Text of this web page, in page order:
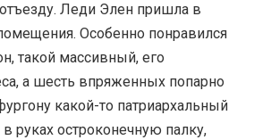
Леди Элен пришла в
Особенно понравился
такой массивный, его
а шесть впряженных попарно
какой-то патриархальный
руках остроконечную палку,